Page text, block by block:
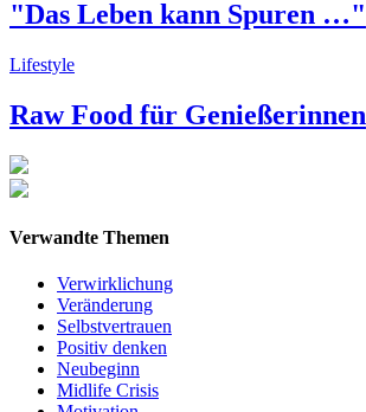
"Das Leben kann Spuren …"
Lifestyle
Raw Food für Genießerinnen
Verwandte Themen
Verwirklichung
Veränderung
Selbstvertrauen
Positiv denken
Neubeginn
Midlife Crisis